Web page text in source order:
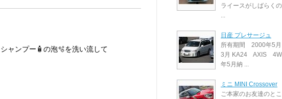
シャンプー🧴の泡🫧を洗い流して
ライースがしばらく
...
日産 プレサージュ
所有期間 2000年5
3月 KA24 AXIS
年5月納 ...
ミニ MINI Crossover
ご本家のお友達のとこ